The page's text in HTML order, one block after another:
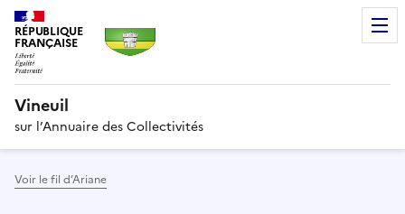
RÉPUBLIQUE
FRANÇAISE
Vineuil
sur l’Annuaire des Collectivités
Voir le fil d’Ariane